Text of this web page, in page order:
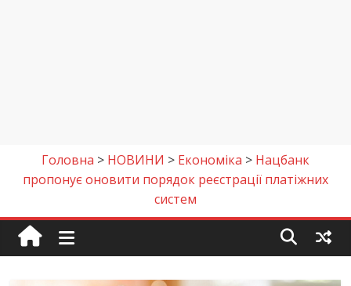
Головна > НОВИНИ > Економіка > Нацбанк
пропонує оновити порядок реєстрації платіжних
систем